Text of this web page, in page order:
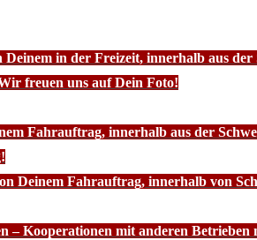
in der Freizeit, innerhalb aus
freuen uns auf Dein Foto!
Fahrauftrag, innerhalb aus der
Deinem Fahrauftrag, innerhalb von
– Kooperationen mit anderen Betrieben